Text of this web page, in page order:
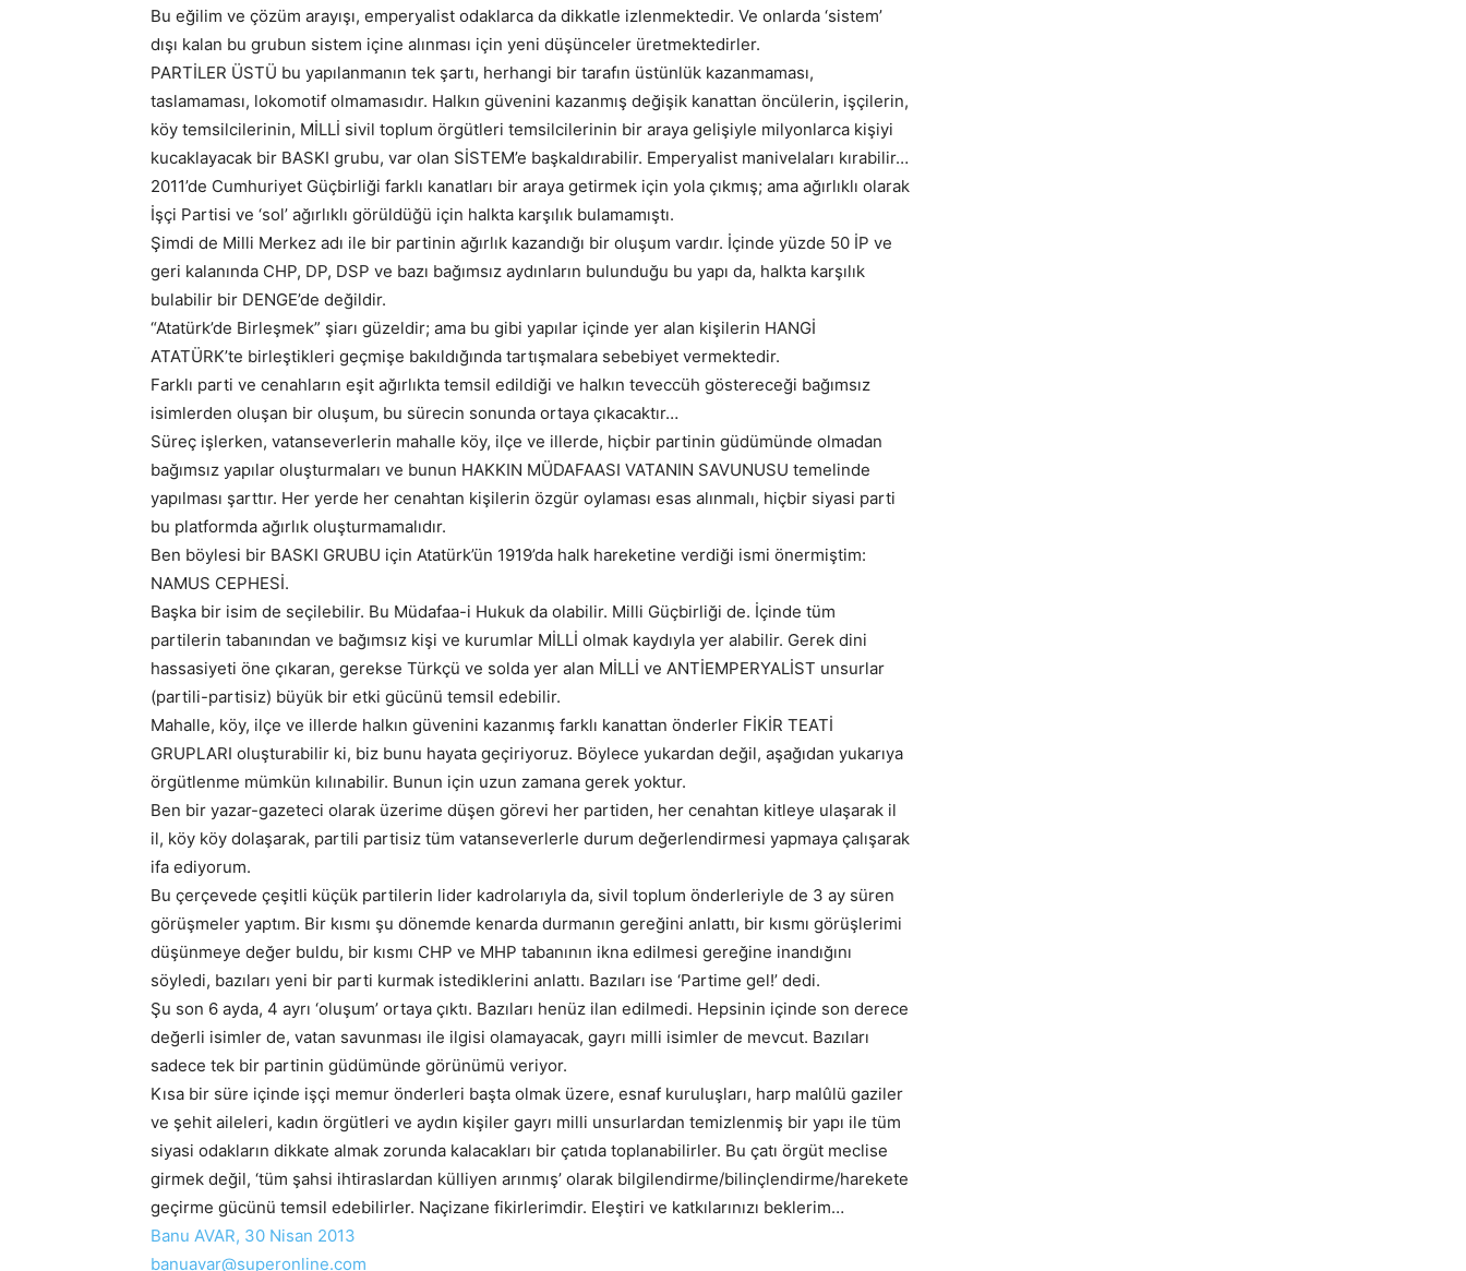
Bu eğilim ve çözüm arayışı, emperyalist odaklarca da dikkatle izlenmektedir. Ve onlarda ‘sistem’
dışı kalan bu grubun sistem içine alınması için yeni düşünceler üretmektedirler.
PARTİLER ÜSTÜ bu yapılanmanın tek şartı, herhangi bir tarafın üstünlük kazanmaması,
taslamaması, lokomotif olmamasıdır. Halkın güvenini kazanmış değişik kanattan öncülerin, işçilerin,
köy temsilcilerinin, MİLLİ sivil toplum örgütleri temsilcilerinin bir araya gelişiyle milyonlarca kişiyi
kucaklayacak bir BASKI grubu, var olan SİSTEM’e başkaldırabilir. Emperyalist manivelaları kırabilir…
2011’de Cumhuriyet Güçbirliği farklı kanatları bir araya getirmek için yola çıkmış; ama ağırlıklı olarak
İşçi Partisi ve ‘sol’ ağırlıklı görüldüğü için halkta karşılık bulamamıştı.
Şimdi de Milli Merkez adı ile bir partinin ağırlık kazandığı bir oluşum vardır. İçinde yüzde 50 İP ve
geri kalanında CHP, DP, DSP ve bazı bağımsız aydınların bulunduğu bu yapı da, halkta karşılık
bulabilir bir DENGE’de değildir.
“Atatürk’de Birleşmek” şiarı güzeldir; ama bu gibi yapılar içinde yer alan kişilerin HANGİ
ATATÜRK’te birleştikleri geçmişe bakıldığında tartışmalara sebebiyet vermektedir.
Farklı parti ve cenahların eşit ağırlıkta temsil edildiği ve halkın teveccüh göstereceği bağımsız
isimlerden oluşan bir oluşum, bu sürecin sonunda ortaya çıkacaktır…
Süreç işlerken, vatanseverlerin mahalle köy, ilçe ve illerde, hiçbir partinin güdümünde olmadan
bağımsız yapılar oluşturmaları ve bunun HAKKIN MÜDAFAASI VATANIN SAVUNUSU temelinde
yapılması şarttır. Her yerde her cenahtan kişilerin özgür oylaması esas alınmalı, hiçbir siyasi parti
bu platformda ağırlık oluşturmamalıdır.
Ben böylesi bir BASKI GRUBU için Atatürk’ün 1919’da halk hareketine verdiği ismi önermiştim:
NAMUS CEPHESİ.
Başka bir isim de seçilebilir. Bu Müdafaa-i Hukuk da olabilir. Milli Güçbirliği de. İçinde tüm
partilerin tabanından ve bağımsız kişi ve kurumlar MİLLİ olmak kaydıyla yer alabilir. Gerek dini
hassasiyeti öne çıkaran, gerekse Türkçü ve solda yer alan MİLLİ ve ANTİEMPERYALİST unsurlar
(partili-partisiz) büyük bir etki gücünü temsil edebilir.
Mahalle, köy, ilçe ve illerde halkın güvenini kazanmış farklı kanattan önderler FİKİR TEATİ
GRUPLARI oluşturabilir ki, biz bunu hayata geçiriyoruz. Böylece yukardan değil, aşağıdan yukarıya
örgütlenme mümkün kılınabilir. Bunun için uzun zamana gerek yoktur.
Ben bir yazar-gazeteci olarak üzerime düşen görevi her partiden, her cenahtan kitleye ulaşarak il
il, köy köy dolaşarak, partili partisiz tüm vatanseverlerle durum değerlendirmesi yapmaya çalışarak
ifa ediyorum.
Bu çerçevede çeşitli küçük partilerin lider kadrolarıyla da, sivil toplum önderleriyle de 3 ay süren
görüşmeler yaptım. Bir kısmı şu dönemde kenarda durmanın gereğini anlattı, bir kısmı görüşlerimi
düşünmeye değer buldu, bir kısmı CHP ve MHP tabanının ikna edilmesi gereğine inandığını
söyledi, bazıları yeni bir parti kurmak istediklerini anlattı. Bazıları ise ‘Partime gel!’ dedi.
Şu son 6 ayda, 4 ayrı ‘oluşum’ ortaya çıktı. Bazıları henüz ilan edilmedi. Hepsinin içinde son derece
değerli isimler de, vatan savunması ile ilgisi olamayacak, gayrı milli isimler de mevcut. Bazıları
sadece tek bir partinin güdümünde görünümü veriyor.
Kısa bir süre içinde işçi memur önderleri başta olmak üzere, esnaf kuruluşları, harp malûlü gaziler
ve şehit aileleri, kadın örgütleri ve aydın kişiler gayrı milli unsurlardan temizlenmiş bir yapı ile tüm
siyasi odakların dikkate almak zorunda kalacakları bir çatıda toplanabilirler. Bu çatı örgüt meclise
girmek değil, ‘tüm şahsi ihtiraslardan külliyen arınmış’ olarak bilgilendirme/bilinçlendirme/harekete
geçirme gücünü temsil edebilirler. Naçizane fikirlerimdir. Eleştiri ve katkılarınızı beklerim…
Banu AVAR, 30 Nisan 2013
banuavar@superonline.com